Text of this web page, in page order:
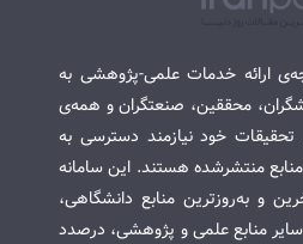
ارائه خدمات علمی-پژوهشی به
محققین، صنعتگران و همه‌ی
خود نیازمند دسترسی به
منتشرشده هستند. این سامانه
و به‌روزترین منابع دانشگاهی،
منابع علمی و پژوهشی، درصدد